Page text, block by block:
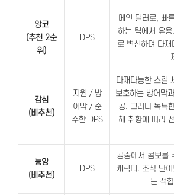
앙코
(추천 2순
위)
DPS
메인 딜러로, 빠
하는 팀에서 유
로 변신하며 다
감심
(비추천)
지원 / 방
어막 / 준
수한 DPS
다재다능한 스킬
보호하는 방어막
공. 그러나 독특
해 취향에 따라
능양
(비추천)
DPS
공중에서 콤보를
캐릭터. 조작 난
는 적